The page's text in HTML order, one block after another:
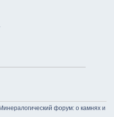
форум: о камнях и